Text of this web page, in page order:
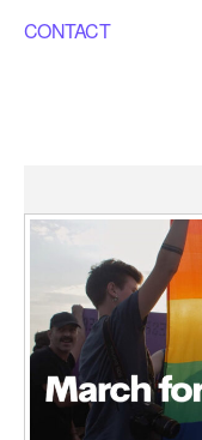
CONTACT